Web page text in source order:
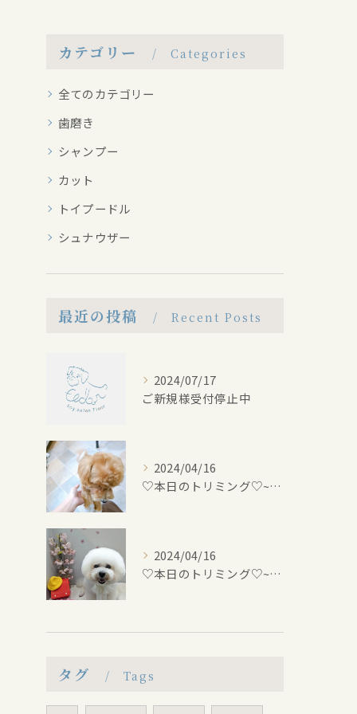
カテゴリー Categories
全てのカテゴリー
歯磨き
シャンプー
カット
トイプードル
シュナウザー
最近の投稿 Recent Posts
2024/07/17
ご新規様受付停止中
2024/04/16
♡本日のトリミング♡⁠~岡崎トリミングサロン~
2024/04/16
♡本日のトリミング♡⁠~岡崎トリミングサロン~
タグ Tags